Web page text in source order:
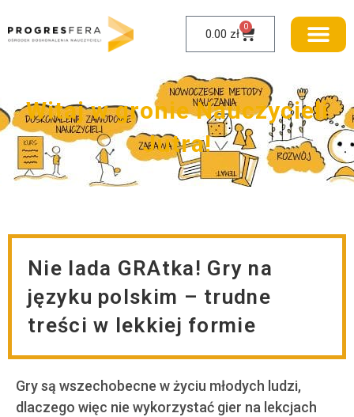
0.00 zł 0
Witaj w gronie Nauczycieli
Jutra!
Nie lada GRAtka! Gry na
języku polskim – trudne
treści w lekkiej formie
Gry są wszechobecne w życiu młodych ludzi,
dlaczego więc nie wykorzystać gier na lekcjach